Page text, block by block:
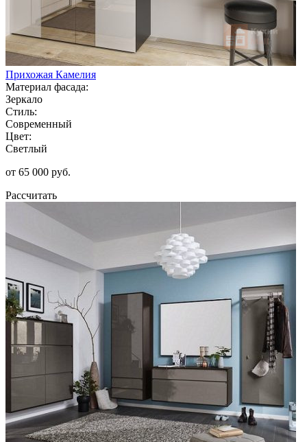
Прихожая Камелия
Материал фасада:
Зеркало
Стиль:
Современный
Цвет:
Светлый
от 65 000 руб.
Рассчитать